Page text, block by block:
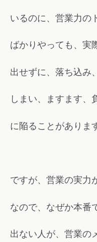
いるのに、営業力の
ばかりやっても、実
出せずに、落ち込み
しまい、ますます、
に陥ることがありま
ですが、営業の実力
なので、なぜか本番
出ない人が、営業の